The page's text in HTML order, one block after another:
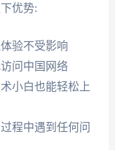
优势:
验不受影响
问中国网络
小白也能轻松上
程中遇到任何问